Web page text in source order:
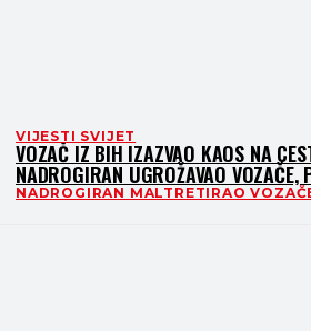
VIJESTI SVIJET
VOZAČ IZ BIH IZAZVAO KAOS NA
NADROGIRAN UGROŽAVAO VOZAČE,
NADROGIRAN MALTRETIRAO